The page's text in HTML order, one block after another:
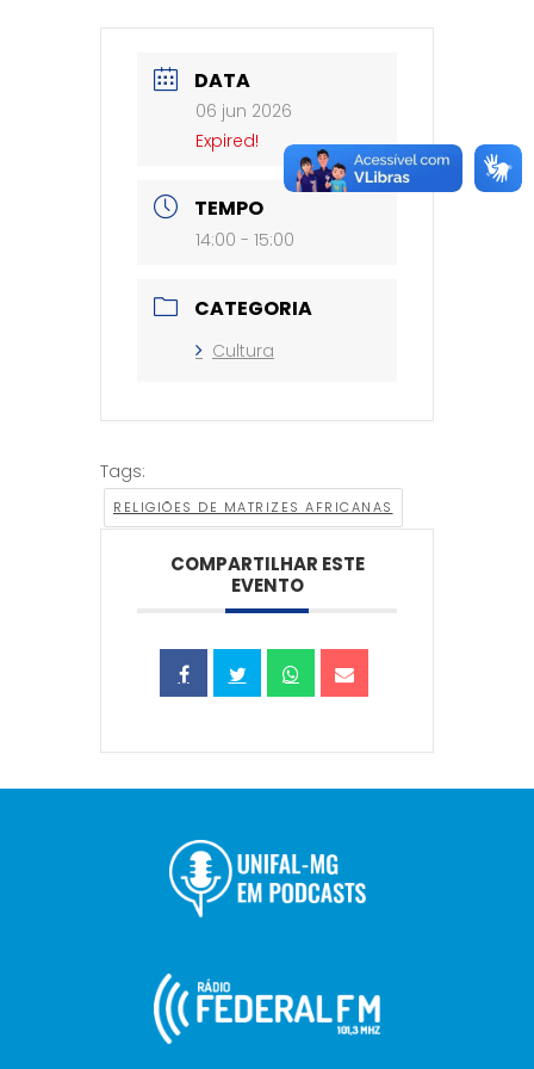
DATA
06 jun 2026
Expired!
TEMPO
14:00 - 15:00
CATEGORIA
Cultura
Tags:
RELIGIÕES DE MATRIZES AFRICANAS
COMPARTILHAR ESTE
EVENTO